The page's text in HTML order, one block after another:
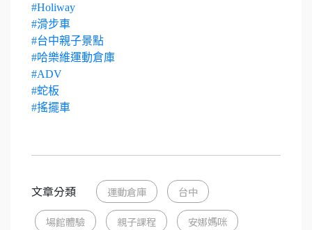
#Holiway
#滑步車
#台中親子景點
#哈樂維運動倉庫
#ADV
#蛇板
#搖擺車
文章分類 運動倉庫 台中
場館體驗 親子課程 安娜媽咪